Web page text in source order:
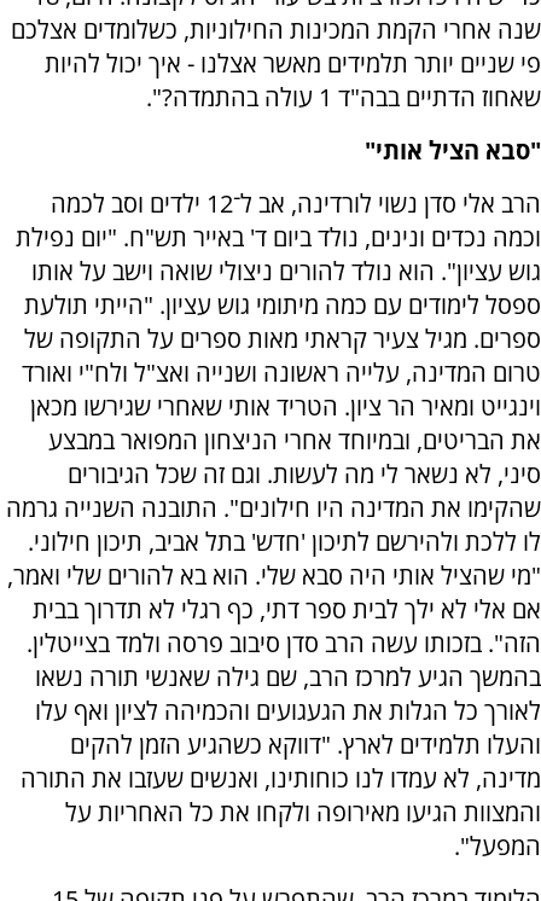
שנה אחרי הקמת המכינות החילוניות, כשלומדים אצלכם
פי שניים יותר תלמידים מאשר אצלנו - איך יכול להיות
שאחוז הדתיים בבה"ד 1 עולה בהתמדה?".
"סבא הציל אותי"
הרב אלי סדן נשוי לורדינה, אב ל־12 ילדים וסב לכמה
וכמה נכדים ונינים, נולד ביום ד' באייר תש"ח. "יום נפילת
גוש עציון". הוא נולד להורים ניצולי שואה וישב על אותו
ספסל לימודים עם כמה מיתומי גוש עציון. "הייתי תולעת
ספרים. מגיל צעיר קראתי מאות ספרים על התקופה של
טרום המדינה, עלייה ראשונה ושנייה ואצ"ל ולח"י ואורד
וינגייט ומאיר הר ציון. הטריד אותי שאחרי שגירשו מכאן
את הבריטים, ובמיוחד אחרי הניצחון המפואר במבצע
סיני, לא נשאר לי מה לעשות. וגם זה שכל הגיבורים
שהקימו את המדינה היו חילונים". התובנה השנייה גרמה
לו ללכת ולהירשם לתיכון 'חדש' בתל אביב, תיכון חילוני.
"מי שהציל אותי היה סבא שלי. הוא בא להורים שלי ואמר,
אם אלי לא ילך לבית ספר דתי, כף רגלי לא תדרוך בבית
הזה". בזכותו עשה הרב סדן סיבוב פרסה ולמד בצייטלין.
בהמשך הגיע למרכז הרב, שם גילה שאנשי תורה נשאו
לאורך כל הגלות את הגעגועים והכמיהה לציון ואף עלו
והעלו תלמידים לארץ. "דווקא כשהגיע הזמן להקים
מדינה, לא עמדו לנו כוחותינו, ואנשים שעזבו את התורה
והמצוות הגיעו מאירופה ולקחו את כל האחריות על
המפעל".